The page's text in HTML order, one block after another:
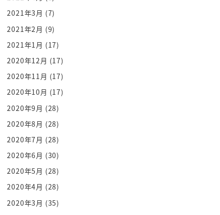
イスラム教がキリスト教や仏教と違って
政教分離というものをしません
基本的には政教分離ってのは政治と宗教を
分けるところね要するに仏教で国を作ろう
とかキリスト教で国を作ろうっていう風な
時代も確かにあったんですけどそうはして
ないんですよねもう行ったら政治は政治
その上で宗教は宗教で自由にやってこうよ
とねもう1チラシなんとか今日が多い
けれども国の宗教はこれって決めるって
はその協定の教えの中に政治のやり方も
含まれているので中東はどちらかというと
イスラム教の教えに沿って政治をやろうと
いう政治が宗教の一部として存在している
2021年3月 (7)
2021年2月 (9)
2021年1月 (17)
2020年12月 (17)
2020年11月 (17)
2020年10月 (17)
2020年9月 (28)
2020年8月 (28)
2020年7月 (28)
2020年6月 (30)
2020年5月 (28)
2020年4月 (28)
2020年3月 (35)